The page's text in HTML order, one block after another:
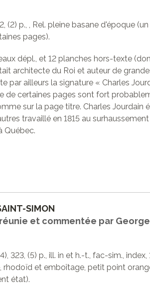
(2) p., , Rel. pleine basane d'époque
pages).
dépl., et 12 planches hors-texte
architecte du Roi et auteur de
par ailleurs la signature « Charles
de certaines pages sont fort
sur la page titre. Charles Jourdain
travaillé en 1815 au
Québec.
SIMON
et commentée par
323, (5) p., ill. in et h.-t., fac-sim., index,
rhodoïd et emboîtage, petit point
état).